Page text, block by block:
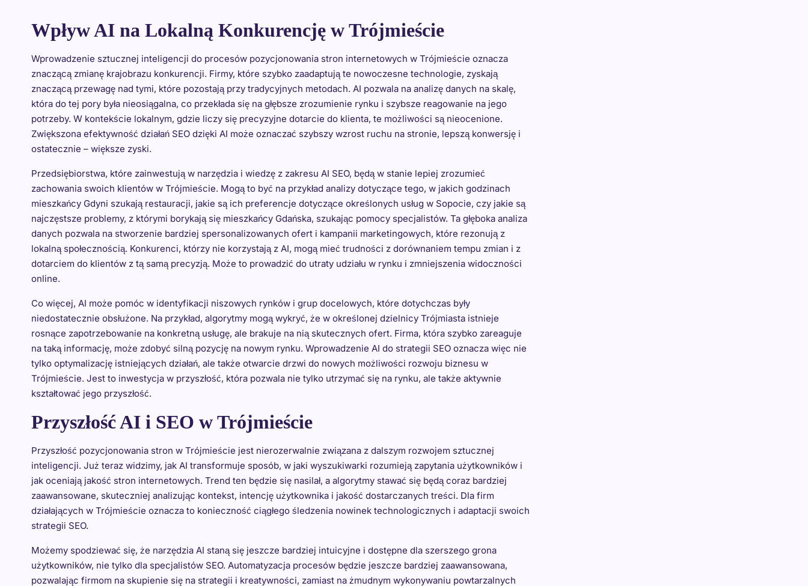
Wpływ AI na Lokalną Konkurencję w Trójmieście
Wprowadzenie sztucznej inteligencji do procesów pozycjonowania stron internetowych w Trójmieście oznacza
znaczącą zmianę krajobrazu konkurencji. Firmy, które szybko zaadaptują te nowoczesne technologie, zyskają
znaczącą przewagę nad tymi, które pozostają przy tradycyjnych metodach. AI pozwala na analizę danych na skalę,
która do tej pory była nieosiągalna, co przekłada się na głębsze zrozumienie rynku i szybsze reagowanie na jego
potrzeby. W kontekście lokalnym, gdzie liczy się precyzyjne dotarcie do klienta, te możliwości są nieocenione.
Zwiększona efektywność działań SEO dzięki AI może oznaczać szybszy wzrost ruchu na stronie, lepszą konwersję i
ostatecznie – większe zyski.
Przedsiębiorstwa, które zainwestują w narzędzia i wiedzę z zakresu AI SEO, będą w stanie lepiej zrozumieć
zachowania swoich klientów w Trójmieście. Mogą to być na przykład analizy dotyczące tego, w jakich godzinach
mieszkańcy Gdyni szukają restauracji, jakie są ich preferencje dotyczące określonych usług w Sopocie, czy jakie są
najczęstsze problemy, z którymi borykają się mieszkańcy Gdańska, szukając pomocy specjalistów. Ta głęboka analiza
danych pozwala na stworzenie bardziej spersonalizowanych ofert i kampanii marketingowych, które rezonują z
lokalną społecznością. Konkurenci, którzy nie korzystają z AI, mogą mieć trudności z dorównaniem tempu zmian i z
dotarciem do klientów z tą samą precyzją. Może to prowadzić do utraty udziału w rynku i zmniejszenia widoczności
online.
Co więcej, AI może pomóc w identyfikacji niszowych rynków i grup docelowych, które dotychczas były
niedostatecznie obsłużone. Na przykład, algorytmy mogą wykryć, że w określonej dzielnicy Trójmiasta istnieje
rosnące zapotrzebowanie na konkretną usługę, ale brakuje na nią skutecznych ofert. Firma, która szybko zareaguje
na taką informację, może zdobyć silną pozycję na nowym rynku. Wprowadzenie AI do strategii SEO oznacza więc nie
tylko optymalizację istniejących działań, ale także otwarcie drzwi do nowych możliwości rozwoju biznesu w
Trójmieście. Jest to inwestycja w przyszłość, która pozwala nie tylko utrzymać się na rynku, ale także aktywnie
kształtować jego przyszłość.
Przyszłość AI i SEO w Trójmieście
Przyszłość pozycjonowania stron w Trójmieście jest nierozerwalnie związana z dalszym rozwojem sztucznej
inteligencji. Już teraz widzimy, jak AI transformuje sposób, w jaki wyszukiwarki rozumieją zapytania użytkowników i
jak oceniają jakość stron internetowych. Trend ten będzie się nasilał, a algorytmy stawać się będą coraz bardziej
zaawansowane, skuteczniej analizując kontekst, intencję użytkownika i jakość dostarczanych treści. Dla firm
działających w Trójmieście oznacza to konieczność ciągłego śledzenia nowinek technologicznych i adaptacji swoich
strategii SEO.
Możemy spodziewać się, że narzędzia AI staną się jeszcze bardziej intuicyjne i dostępne dla szerszego grona
użytkowników, nie tylko dla specjalistów SEO. Automatyzacja procesów będzie jeszcze bardziej zaawansowana,
pozwalając firmom na skupienie się na strategii i kreatywności, zamiast na żmudnym wykonywaniu powtarzalnych